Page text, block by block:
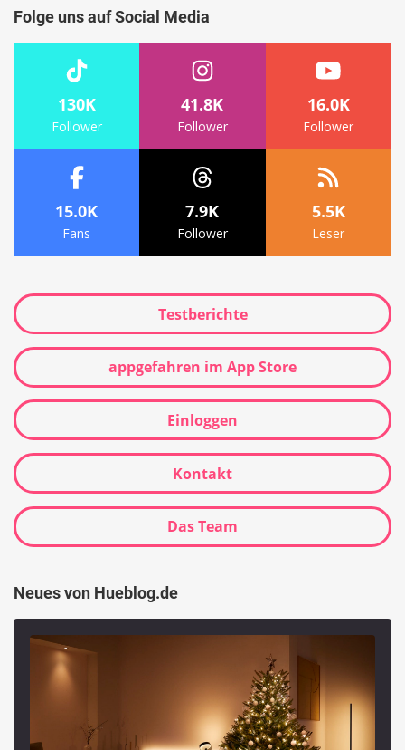
Folge uns auf Social Media
130K
Follower
41.8K
Follower
16.0K
Follower
15.0K
Fans
7.9K
Follower
5.5K
Leser
Testberichte
appgefahren im App Store
Einloggen
Kontakt
Das Team
Neues von Hueblog.de